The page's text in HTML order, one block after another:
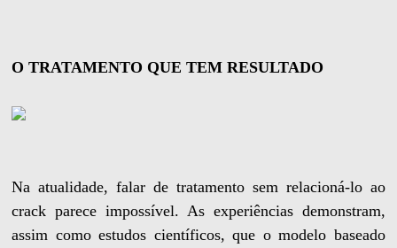
O TRATAMENTO QUE TEM RESULTADO
Na atualidade, falar de tratamento sem relacioná-lo ao
crack parece impossível. As experiências demonstram,
assim como estudos científicos, que o modelo baseado